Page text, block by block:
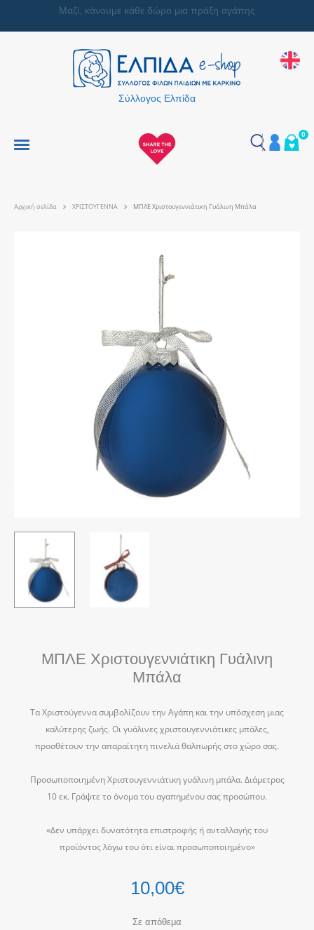
Μαζί, κάνουμε κάθε δώρο μια πράξη αγάπης
Σύλλογος Ελπίδα
0
Αρχική σελίδα ΧΡΙΣΤΟΥΓΕΝΝΑ ΜΠΛΕ Χριστουγεννιάτικη Γυάλινη Μπάλα
ΜΠΛΕ Χριστουγεννιάτικη Γυάλινη
Μπάλα
Τα Χριστούγεννα συμβολίζουν την Αγάπη και την υπόσχεση μιας
καλύτερης ζωής. Οι γυάλινες χριστουγεννιάτικες μπάλες,
προσθέτουν την απαραίτητη πινελιά θαλπωρής στο χώρο σας.
Προσωποποιημένη Χριστουγεννιάτικη γυάλινη μπάλα. Διάμετρος
10 εκ. Γράψτε το όνομα του αγαπημένου σας προσώπου.
«Δεν υπάρχει δυνατότητα επιστροφής ή ανταλλαγής του
προϊόντος λόγω του ότι είναι προσωποποιημένο»
10,00€
Σε απόθεμα